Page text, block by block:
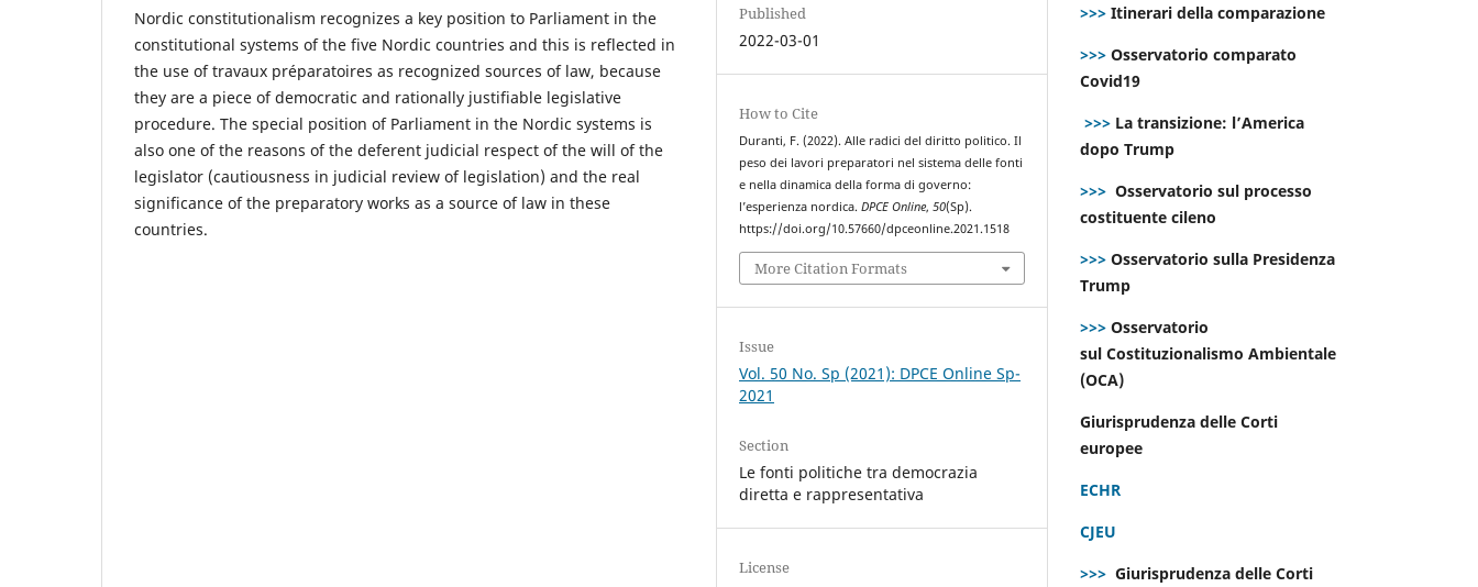
Nordic constitutionalism recognizes a key position to Parliament in the
constitutional systems of the five Nordic countries and this is reflected in
the use of travaux préparatoires as recognized sources of law, because
they are a piece of democratic and rationally justifiable legislative
procedure. The special position of Parliament in the Nordic systems is
also one of the reasons of the deferent judicial respect of the will of the
legislator (cautiousness in judicial review of legislation) and the real
significance of the preparatory works as a source of law in these
countries.
Published
2022-03-01
How to Cite
Duranti, F. (2022). Alle radici del diritto politico. Il
peso dei lavori preparatori nel sistema delle fonti
e nella dinamica della forma di governo:
l’esperienza nordica.DPCE Online,50(Sp).
https://doi.org/10.57660/dpceonline.2021.1518
More Citation Formats
Issue
Vol. 50 No. Sp (2021): DPCE Online Sp-
2021
Section
Le fonti politiche tra democrazia
diretta e rappresentativa
License
>>> Itinerari della comparazione
>>> Osservatorio comparato
Covid19
>>> La transizione: l’America
dopo Trump
>>> Osservatorio sul processo
costituente cileno
>>> Osservatorio sulla Presidenza
Trump
>>> Osservatorio
sul Costituzionalismo Ambientale
(OCA)
Giurisprudenza delle Corti
europee
ECHR
CJEU
>>> Giurisprudenza delle Corti